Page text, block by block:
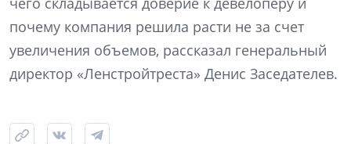
почему компания решила расти не за счет
увеличения объемов, рассказал генеральный
директор «Ленстройтреста» Денис Заседателев.